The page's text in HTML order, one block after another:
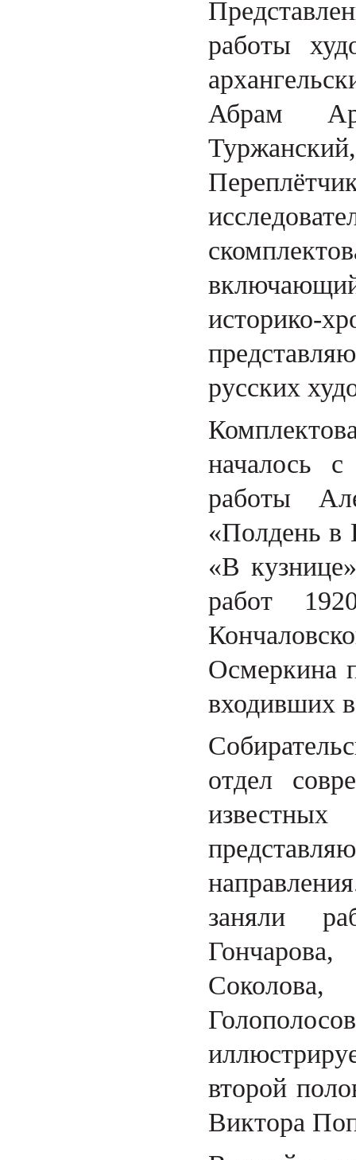
работы
Абрам
русских
началось
работы
«Полдень в
«В
работ
Осмеркина
входивших
отдел
заняли
второй
Виктора